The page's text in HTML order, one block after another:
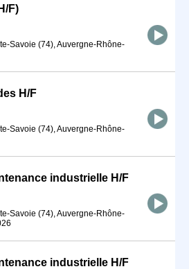
F)
Savoie (74), Auvergne-Rhône-
H/F
Savoie (74), Auvergne-Rhône-
industrielle H/F
Savoie (74), Auvergne-Rhône-
industrielle H/F